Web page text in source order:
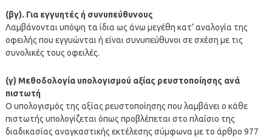
(βγ). Για εγγυητές ή συνυπεύθυνους
Λαμβάνονται υπόψη τα ίδια ως άνω μεγέθη κατ’ αναλογία της
οφειλής που εγγυώνται ή είναι συνυπεύθυνοι σε σχέση με τις
συνολικές τους οφειλές.
(γ) Μεθοδολογία υπολογισμού αξίας ρευστοποίησης ανά
πιστωτή
Ο υπολογισμός της αξίας ρευστοποίησης που λαμβάνει ο κάθε
πιστωτής υπολογίζεται όπως προβλέπεται στο πλαίσιο της
διαδικασίας αναγκαστικής εκτέλεσης σύμφωνα με το άρθρο 977